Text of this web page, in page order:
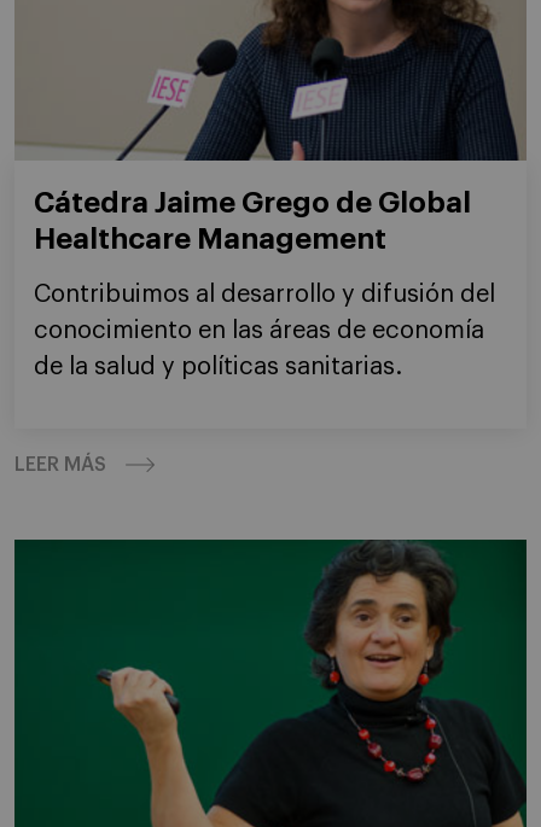
Cátedra Jaime Grego de Global
Healthcare Management
Contribuimos al desarrollo y difusión del
conocimiento en las áreas de economía
de la salud y políticas sanitarias.
LEER MÁS